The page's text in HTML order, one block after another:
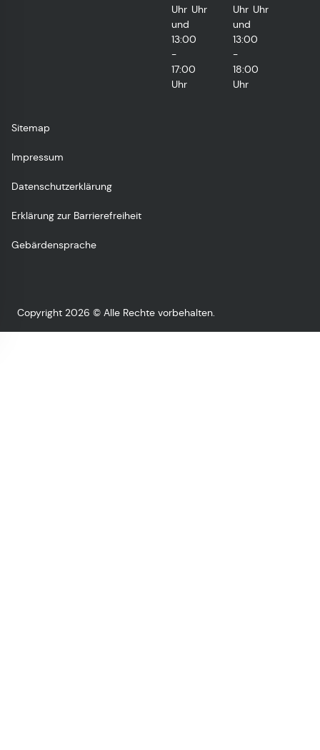
Uhr
und
13:00
-
17:00
Uhr
Uhr
Uhr
und
13:00
-
18:00
Uhr
Uhr
Sitemap
Impressum
Datenschutzerklärung
Erklärung zur Barrierefreiheit
Gebärdensprache
Copyright 2026 © Alle Rechte vorbehalten.